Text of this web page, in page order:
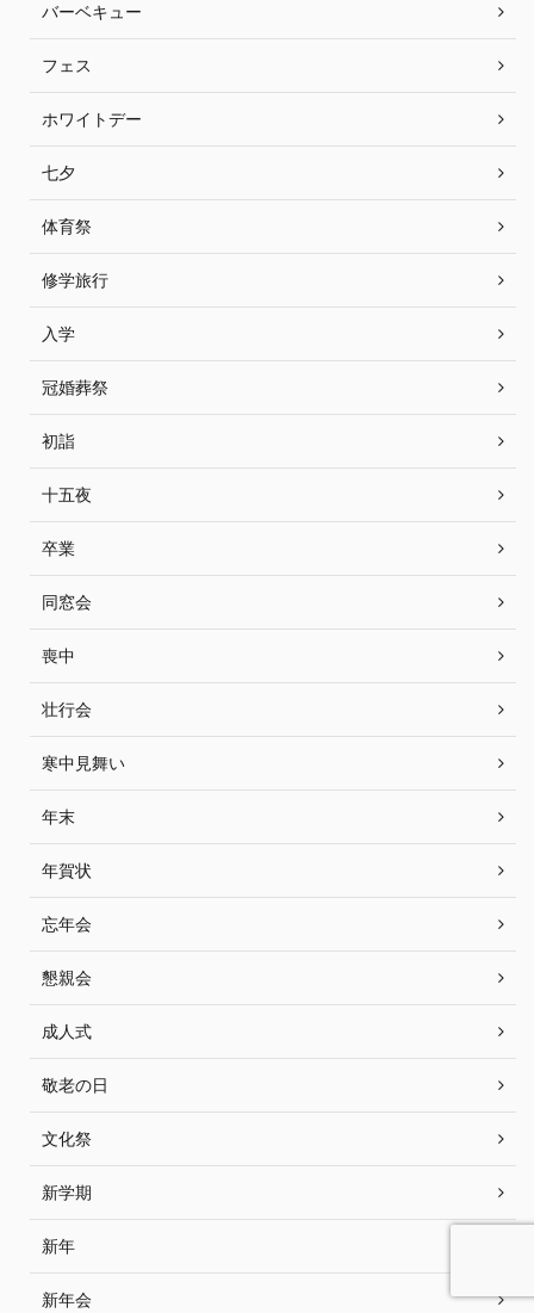
バーベキュー
フェス
ホワイトデー
七夕
体育祭
修学旅行
入学
冠婚葬祭
初詣
十五夜
卒業
同窓会
喪中
壮行会
寒中見舞い
年末
年賀状
忘年会
懇親会
成人式
敬老の日
文化祭
新学期
新年
新年会